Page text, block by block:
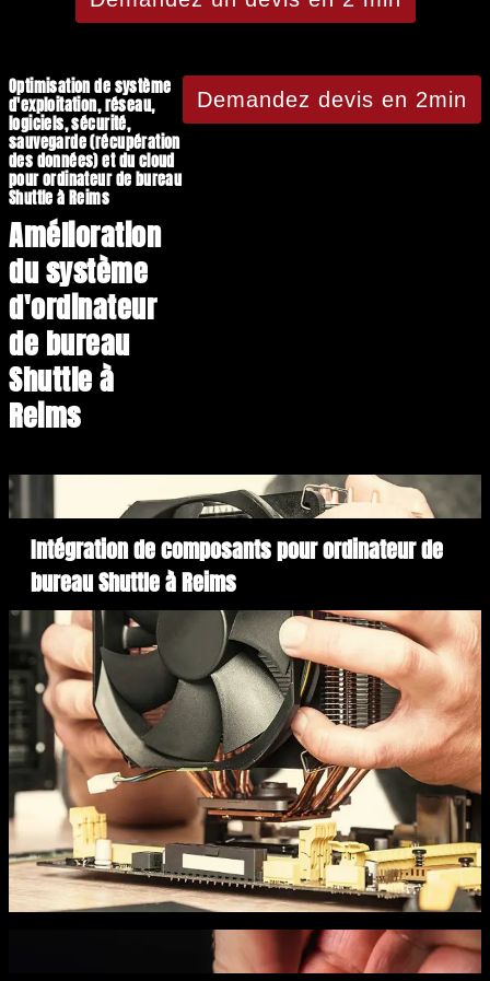
Optimisation de système
d'exploitation, réseau,
logiciels, sécurité,
sauvegarde (récupération
des données) et du cloud
pour ordinateur de bureau
Shuttle à Reims
Amélioration
du système
d'ordinateur
de bureau
Shuttle à
Reims
Demandez devis en 2min
Intégration de composants pour ordinateur de
bureau Shuttle à Reims